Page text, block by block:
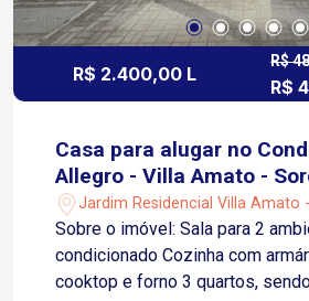
R$ 2.400,00 L
R$
R$
Casa para alugar no
Allegro - Villa Amato -
Jardim Residencial Villa Amato
Sobre o imóvel: Sala para 2 ambientes com ar-
condicionado Cozinha com
cooktop e forno 3 quartos,